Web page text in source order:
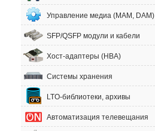
Управление медиа (MAM, DAM)
SFP/QSFP модули и кабели
Хост-адаптеры (HBA)
Системы хранения
LTO-библиотеки, архивы
Автоматизация телевещания